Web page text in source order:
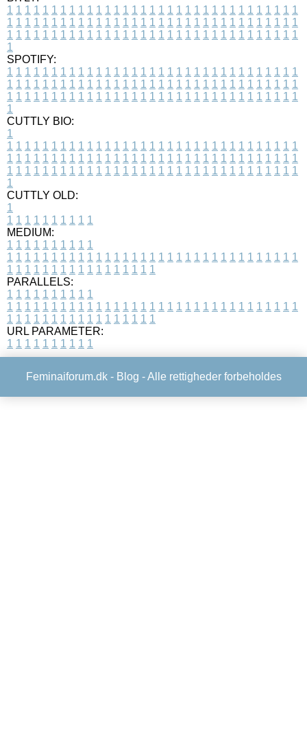
1 1 1 1 1 1 1 1 1 1 1 1 1 1 1 1 1 1 1 1 1 1 1 1 1 1 1 1 1 1 1 1 1
1 1 1 1 1 1 1 1 1 1 1 1 1 1 1 1 1 1 1 1 1 1 1 1 1 1 1 1 1 1 1 1 1
1 1 1 1 1 1 1 1 1 1 1 1 1 1 1 1 1 1 1 1 1 1 1 1 1 1 1 1 1 1 1 1 1
1
SPOTIFY:
1 1 1 1 1 1 1 1 1 1 1 1 1 1 1 1 1 1 1 1 1 1 1 1 1 1 1 1 1 1 1 1 1
1 1 1 1 1 1 1 1 1 1 1 1 1 1 1 1 1 1 1 1 1 1 1 1 1 1 1 1 1 1 1 1 1
1 1 1 1 1 1 1 1 1 1 1 1 1 1 1 1 1 1 1 1 1 1 1 1 1 1 1 1 1 1 1 1 1
1
CUTTLY BIO:
1
1 1 1 1 1 1 1 1 1 1 1 1 1 1 1 1 1 1 1 1 1 1 1 1 1 1 1 1 1 1 1 1 1
1 1 1 1 1 1 1 1 1 1 1 1 1 1 1 1 1 1 1 1 1 1 1 1 1 1 1 1 1 1 1 1 1
1 1 1 1 1 1 1 1 1 1 1 1 1 1 1 1 1 1 1 1 1 1 1 1 1 1 1 1 1 1 1 1 1
1
CUTTLY OLD:
1
1 1 1 1 1 1 1 1 1 1
MEDIUM:
1 1 1 1 1 1 1 1 1 1
1 1 1 1 1 1 1 1 1 1 1 1 1 1 1 1 1 1 1 1 1 1 1 1 1 1 1 1 1 1 1 1 1
1 1 1 1 1 1 1 1 1 1 1 1 1 1 1 1 1
PARALLELS:
1 1 1 1 1 1 1 1 1 1
1 1 1 1 1 1 1 1 1 1 1 1 1 1 1 1 1 1 1 1 1 1 1 1 1 1 1 1 1 1 1 1 1
1 1 1 1 1 1 1 1 1 1 1 1 1 1 1 1 1
URL PARAMETER:
1 1 1 1 1 1 1 1 1 1
Feminaiforum.dk - Blog - Alle rettigheder forbeholdes